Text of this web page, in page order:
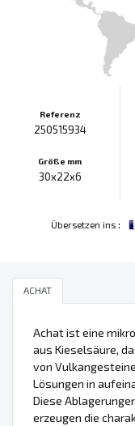
Referenz
250515934
Größe mm
30x22x6
Übersetzen ins:
ACHAT
Achat ist eine
aus Kieselsäure,
von
Lösungen in
Diese
erzeugen die